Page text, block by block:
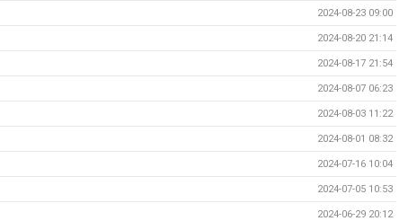
2024-08-23 09:00
2024-08-20 21:14
2024-08-17 21:54
2024-08-07 06:23
2024-08-03 11:22
2024-08-01 08:32
2024-07-16 10:04
2024-07-05 10:53
2024-06-29 20:12